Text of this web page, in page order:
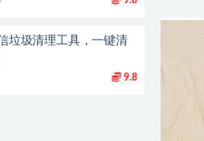
垃圾清理工具，一键清
9.8